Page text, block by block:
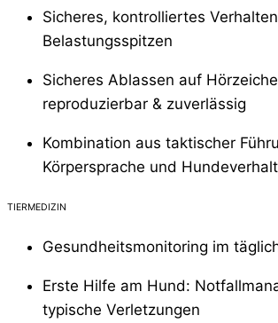
Sicheres, kontrolliertes
Belastungsspitzen
Sicheres Ablassen auf
reproduzierbar & zuverlässig
Kombination aus taktischer
Körpersprache und
TIERMEDIZIN
Gesundheitsmonitoring im
Erste Hilfe am Hund:
typische Verletzungen